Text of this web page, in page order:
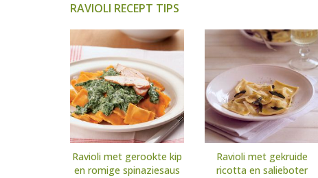
RAVIOLI RECEPT TIPS
Ravioli met gerookte kip
en romige spinaziesaus
Ravioli met gekruide
ricotta en salieboter